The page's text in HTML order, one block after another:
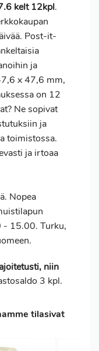
kelt 12kpl.
Post-it-
ja
x 47,6 mm,
on 12
Ne sopivat
ja
toimistossa.
ja irtoaa
Nopea
- 15.00. Turku,
niin
3 kpl.
tilasivat